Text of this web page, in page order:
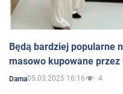
Będą bardziej popularne
masowo kupowane
Dama05.03.2025 16:16 4